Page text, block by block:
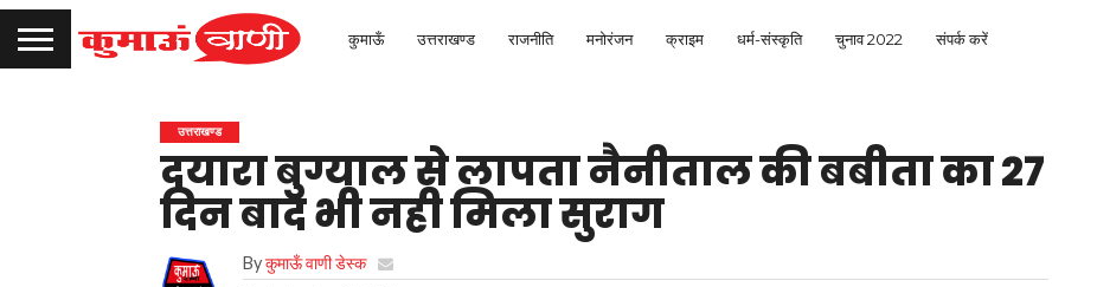
कुमाऊँ उत्तराखण्ड राजनीति मनोरंजन क्राइम धर्म-संस्कृति चुनाव 2022 संपर्क करें
उत्तराखण्ड
दयारा बुग्याल से लापता नैनीताल की बबीता का 27
दिन बाद भी नही मिला सुराग
Byकुमाऊँ वाणी डेस्क